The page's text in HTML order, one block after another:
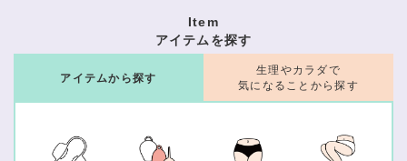
Item
アイテムを探す
アイテムから探す
生理やカラダで
気になることから探す